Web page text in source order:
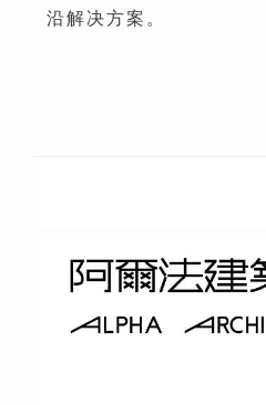
沿解决方案。